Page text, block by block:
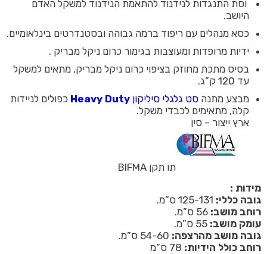
וסת התנגדות לנידנוד להתאמת הנידנוד למשקל האדם
היושב.
כסא מנהלים עם ריפוד ברמה גבוהה ובסטנדרטים בינלאומיים.
ידיות מרופדות ומעוצבות בגימור כרום ניקל מבריק .
בסיס מתכת מחוזק בציפוי כרום ניקל מבריק, מתאים למשקל
עד 120 ק”ג.
מבצע מתנה סט גלגלי סיליקון Heavy Duty כפולים לניידות
קלה, מתאימים לכבדי משקל.
ארץ ייצור – סין
תו תקן BIFMA
מידות :
גובה כללי:
רוחב מושב:
עומק מושב:
גובה מושב מהרצפה:
רוחב כולל הידיות: 78 ס”מ